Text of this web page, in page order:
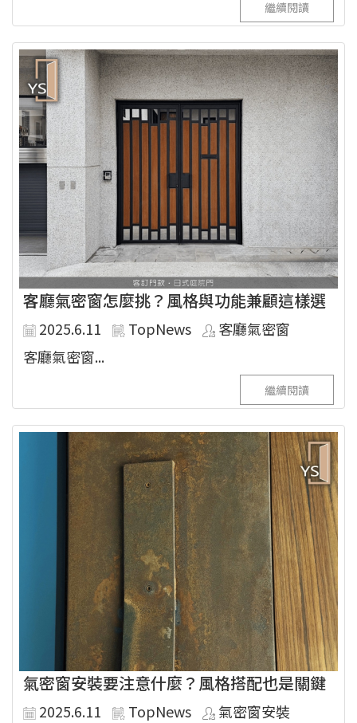
繼續閱讀
客廳氣密窗怎麼挑？風格與功能兼顧這樣選
2025.6.11 TopNews
客廳氣密窗
客廳氣密窗...
繼續閱讀
氣密窗安裝要注意什麼？風格搭配也是關鍵
2025.6.11 TopNews
氣密窗安裝